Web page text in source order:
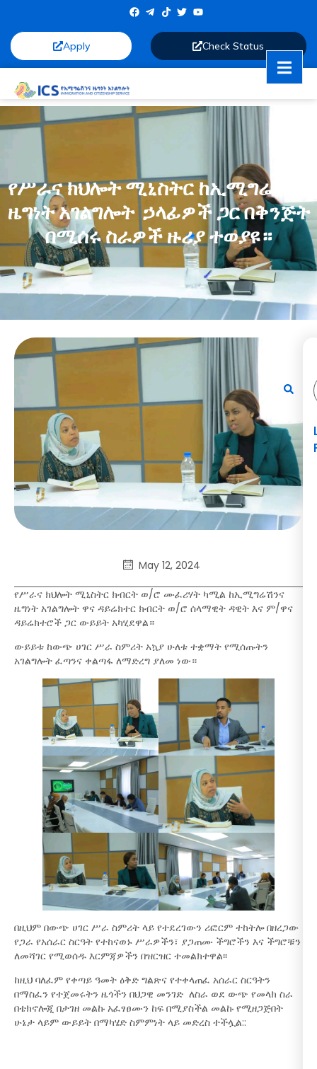
Apply Check Status
የሥራና ክህሎት ሚኒስትር ከኢሚግሬሽንና
ዜግነት አገልግሎት ኃላፊዎች ጋር በቅንጅት
በሚሰሩ ስራዎች ዙሪያ ተወያዩ።
May 12, 2024
የሥራና ክህሎት ሚኒስትር ክብርት ወ/ሮ ሙፈሪሃት ካሚል ከኢሚግሬሽንና
ዜግነት አገልግሎት ዋና ዳይሬክተር ክብርት ወ/ሮ ሰላማዊት ዳዊት እና ም/ዋና
ዳይሬክተሮች ጋር ውይይት አካሂደዋል።
ውይይቱ ከውጭ ሀገር ሥራ ስምሪት አኳያ ሁለቱ ተቋማት የሚሰጡትን
አገልግሎት ፈጣንና ቀልጣፋ ለማድረግ ያለመ ነው።
በዚህም በውጭ ሀገር ሥራ ስምሪት ላይ የተደረገውን ሪፎርም ተከትሎ በዘረጋው
የጋራ የአሰራር ስርዓት የተከናወኑ ሥራዎችን፣ ያጋጠሙ ችግሮችን እና ችግሮቹን
ለመሻገር የሚወሰዱ እርምጃዎችን በዝርዝር ተመልክተዋል፡፡
ከዚህ ባለፈም የቀጣይ ዓመት ዕቅድ ግልጽና የተቀላጠፈ አሰራር ስርዓትን
በማስፈን የተጀመሩትን ዜጎችን በህጋዊ መንገድ ለስራ ወደ ውጭ የመላክ ስራ
በቴክኖሎጂ በታገዘ መልኩ አፈፃፀሙን ከፍ በሚያስችል መልኩ የሚዘጋጅበት
ሁኔታ ላይም ውይይት በማካሄድ ስምምነት ላይ መድረስ ተችሏል::